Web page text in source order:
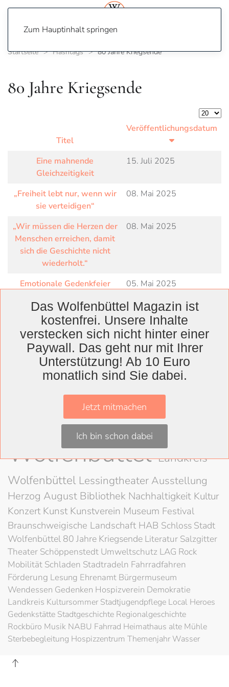
Zum Hauptinhalt springen
Startseite Hashtags 80 Jahre Kriegsende
80 Jahre Kriegsende
Titel
Veröffentlichungsdatum
Eine mahnende
Gleichzeitigkeit
15. Juli 2025
„Freiheit lebt nur, wenn wir
sie verteidigen“
08. Mai 2025
„Wir müssen die Herzen der
Menschen erreichen, damit
sich die Geschichte nicht
wiederholt.“
08. Mai 2025
Emotionale Gedenkfeier
KZ Schandelah vor 80
Jahren
05. Mai 2025
Besiegt und doch befreit
08. April 2025
Schüler:innen setzen
Zeichen gegen das
14. März 2025
WolfenbüttelLandkreis
Wolfenbüttel Lessingtheater Ausstellung
Herzog August Bibliothek Nachhaltigkeit Kultur
KonzertKunstKunstverein Museum Festival
Braunschweigische Landschaft HAB Schloss Stadt
Wolfenbüttel 80 Jahre Kriegsende Literatur Salzgitter
Theater Schöppenstedt Umweltschutz LAG Rock
Mobilität Schladen Stadtradeln Fahrradfahren
Förderung Lesung Ehrenamt Bürgermuseum
Wendessen Gedenken Hospizverein Demokratie
Landkreis KultursommerStadtjugendpflege Local Heroes
Gedenkstätte Stadtgeschichte Regionalgeschichte
Rockbüro Musik NABU Fahrrad Heimathaus alte Mühle
Sterbebegleitung Hospizzentrum Themenjahr Wasser
Das Wolfenbüttel Magazin ist
kostenfrei. Unsere Inhalte
verstecken sich nicht hinter einer
Paywall. Das geht nur mit Ihrer
Unterstützung! Ab 10 Euro
monatlich sind Sie dabei.
Jetzt mitmachen
Ich bin schon dabei